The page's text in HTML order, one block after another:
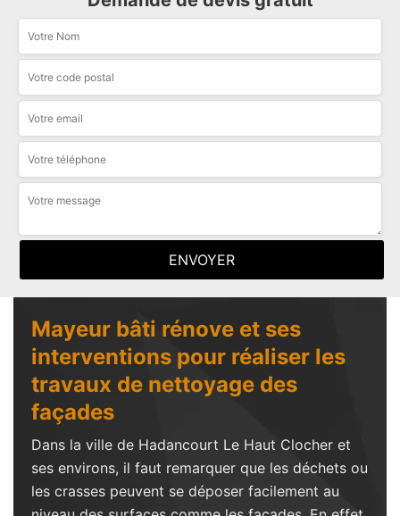
Mayeur bâti rénove et ses
interventions pour réaliser les
travaux de nettoyage des
façades
Dans la ville de Hadancourt Le Haut Clocher et
ses environs, il faut remarquer que les déchets ou
les crasses peuvent se déposer facilement au